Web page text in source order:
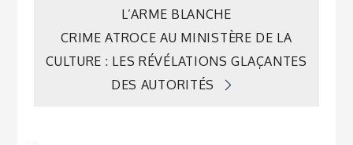
l’article
L’ARME BLANCHE
CRIME ATROCE AU MINISTÈRE DE LA
CULTURE : LES RÉVÉLATIONS GLAÇANTES
DES AUTORITÉS